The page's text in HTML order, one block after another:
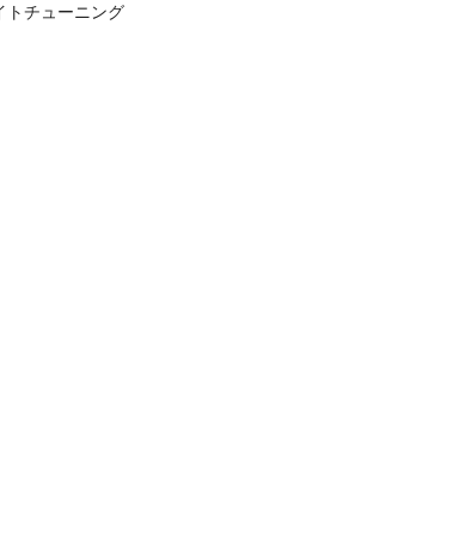
トチューニング